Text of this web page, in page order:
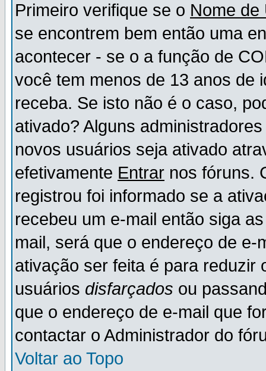
Primeiro verifique se o Nome de
se encontrem bem então uma
acontecer - se o a função de
você tem menos de 13 anos de
receba. Se isto não é o caso,
ativado? Alguns
novos usuários seja ativado
efetivamente Entrar nos fóruns.
registrou foi informado se a
recebeu um e-mail então siga
mail, será que o endereço de
ativação ser feita é para reduzir
usuários disfarçados ou
que o endereço de e-mail que
contactar o Administrador do
Voltar ao Topo